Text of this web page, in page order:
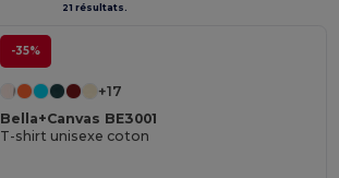
21 résultats.
-35%
+17
Bella+Canvas BE3001
T-shirt unisexe coton